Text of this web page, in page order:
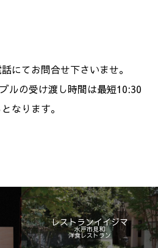
にてお問合せ下さいませ。
ルの受け渡し時間は最短10:30
なります。
レストランイイジマ
水戸市見和
洋食レストラン